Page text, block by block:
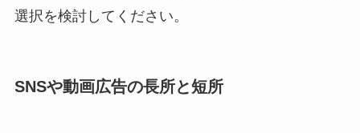
選択を検討してください。
SNSや動画広告の長所と短所